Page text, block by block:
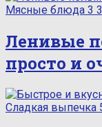
Мясные блюда 3
Ленивые
просто и
Сладкая выпечка